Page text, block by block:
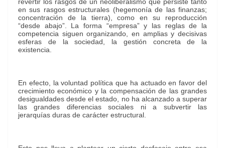
en sus rasgos estructurales (hegemonía de las finanzas;
concentración de la tierra), como en su reproducción
“desde abajo”. La forma “empresa” y las reglas de la
competencia siguen organizando, en amplias y decisivas
esferas de la sociedad, la gestión concreta de la
existencia.
En efecto, la voluntad política que ha actuado en favor del
crecimiento económico y la compensación de las grandes
desigualdades desde el estado, no ha alcanzado a superar
las grandes diferencias sociales ni a subvertir las
jerarquías duras de carácter estructural.